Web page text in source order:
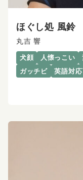
ほぐし処 風鈴
丸吉 響
犬顔 人懐っこい
ガッチビ
英語対